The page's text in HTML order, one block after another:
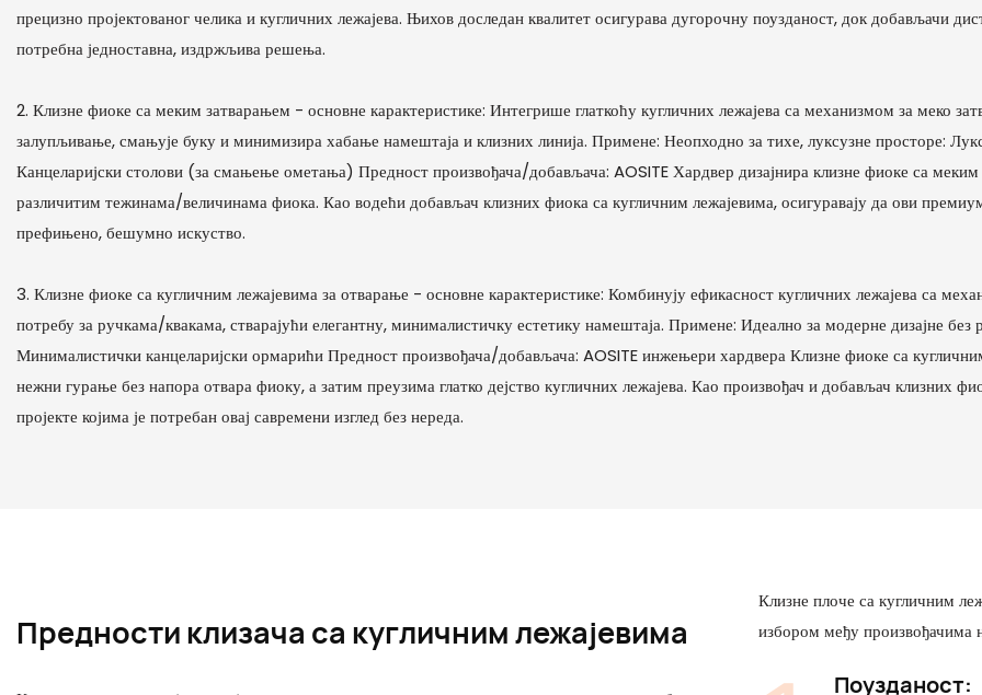
прецизно пројектованог челика и кугличних лежајева. Њихов доследан квалитет осигурава дугорочну поузданост, док добављачи
потребна једноставна, издржљива решења.
2. Клизне фиоке са меким затварањем - основне карактеристике: Интегрише глаткоћу кугличних лежајева са механизмом за меко
залупљивање, смањује буку и минимизира хабање намештаја и клизних линија. Примене: Неопходно за тихе, луксузне просторе:
Канцеларијски столови (за смањење ометања) Предност произвођача/добављача: AOSITE Хардвер дизајнира клизне фиоке са
различитим тежинама/величинама фиока. Као водећи добављач клизних фиока са кугличним лежајевима, осигуравају да ови
префињено, бешумно искуство.
3. Клизне фиоке са кугличним лежајевима за отварање - основне карактеристике: Комбинују ефикасност кугличних лежајева са
потребу за ручкама/квакама, стварајући елегантну, минималистичку естетику намештаја. Примене: Идеално за модерне дизајне
Минималистички канцеларијски ормарићи Предност произвођача/добављача: AOSITE инжењери хардвера Клизне фиоке са
нежни гурање без напора отвара фиоку, а затим преузима глатко дејство кугличних лежајева. Као произвођач и добављач клизних
пројекте којима је потребан овај савремени изглед без нереда.
Предности клизача са кугличним лежајевима
Клизне плоче са кугличним
избором међу произвођачима
Поузданост: